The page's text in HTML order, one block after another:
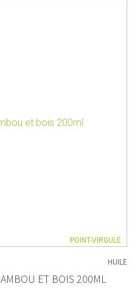
POINT-VIRGULE
HUILE
ET BOIS 200ML